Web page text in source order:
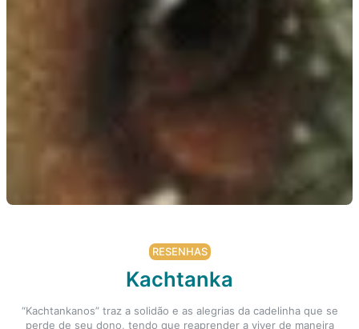
RESENHAS
Kachtanka
“Kachtankanos” traz a solidão e as alegrias da cadelinha que se
perde de seu dono, tendo que reaprender a viver de maneira